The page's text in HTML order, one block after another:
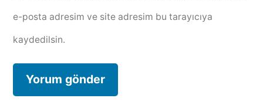
e-posta adresim ve site adresim bu tarayıcıya
kaydedilsin.